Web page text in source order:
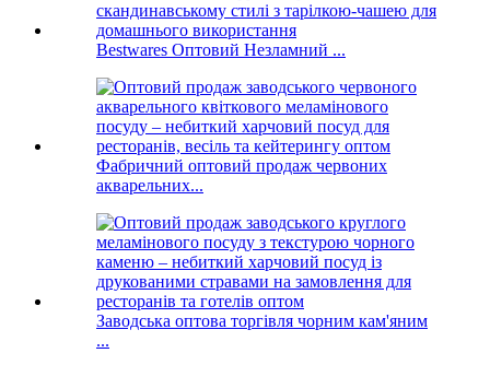
Bestwares Оптовий Незламний ...
Фабричний оптовий продаж червоних
акварельних...
Заводська оптова торгівля чорним кам'яним
...